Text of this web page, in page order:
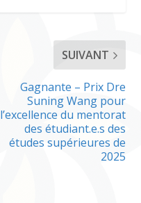
SUIVANT
Gagnante – Prix Dre
Suning Wang pour
l’excellence du mentorat
des étudiant.e.s des
études supérieures de
2025